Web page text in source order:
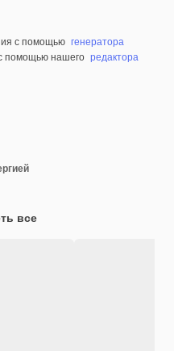
с помощью генератора
помощью нашего редактора
все